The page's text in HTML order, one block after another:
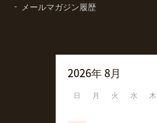
メールマガジン履歴
2026年 8月
日 月 火 水 木